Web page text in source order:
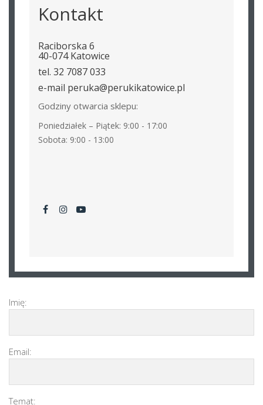
Kontakt
Raciborska 6
40-074 Katowice
tel. 32 7087 033
e-mail peruka@perukikatowice.pl
Godziny otwarcia sklepu:
Poniedziałek – Piątek: 9:00 - 17:00
Sobota: 9:00 - 13:00
Imię:
Email:
Temat: